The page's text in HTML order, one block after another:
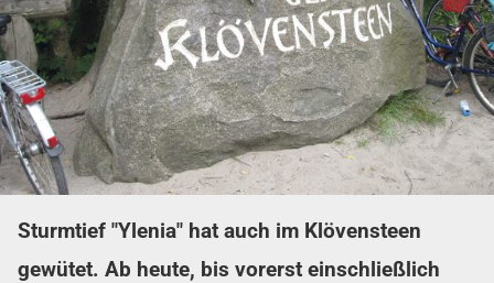
Sturmtief "Ylenia" hat auch im Klövensteen
gewütet. Ab heute, bis vorerst einschließlich